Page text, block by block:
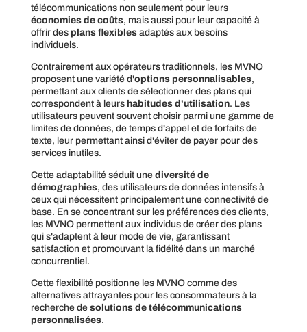
télécommunications non seulement pour leurs
économies de coûts, mais aussi pour leur capacité à
offrir des plans flexiblesadaptés aux besoins
individuels.
Contrairement aux opérateurs traditionnels, les MVNO
proposent une variété d'options personnalisables,
permettant aux clients de sélectionner des plans qui
correspondent à leurs habitudes d'utilisation. Les
utilisateurs peuvent souvent choisir parmi une gamme de
limites de données, de temps d'appel et de forfaits de
texte, leur permettant ainsi d'éviter de payer pour des
services inutiles.
Cette adaptabilité séduit une diversité de
démographies, des utilisateurs de données intensifs à
ceux qui nécessitent principalement une connectivité de
base. En se concentrant sur les préférences des clients,
les MVNO permettent aux individus de créer des plans
qui s'adaptent à leur mode de vie, garantissant
satisfaction et promouvant la fidélité dans un marché
concurrentiel.
Cette flexibilité positionne les MVNO comme des
alternatives attrayantes pour les consommateurs à la
recherche de solutions de télécommunications
personnalisées.